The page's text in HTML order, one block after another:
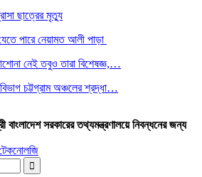
ছাত্রের মৃত্যু
পারে নেয়ামত আলী পাড়া
নেই তবুও তারা বিশেষজ্ঞ,…
চট্টগ্রাম অঞ্চলের শ্রদ্ধা…
বাংলাদেশ সরকারের তথ্যমন্ত্রণালয়ে নিবন্ধনের জন্য